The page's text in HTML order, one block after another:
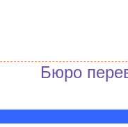
Бюро